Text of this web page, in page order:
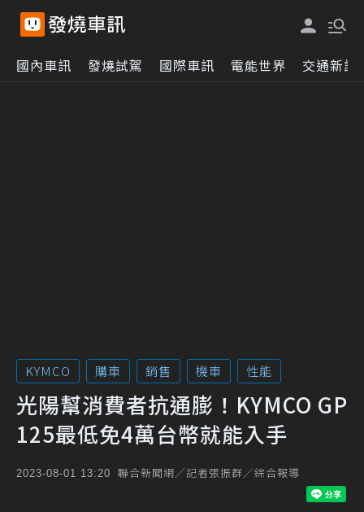
國內車訊 發燒試駕 國際車訊 電能世界 交通新訊
KYMCO 購車 銷售 機車 性能
光陽幫消費者抗通膨！KYMCO GP
125最低免4萬台幣就能入手
2023-08-01 13:20 聯合新聞網／記者張振群／綜合報導